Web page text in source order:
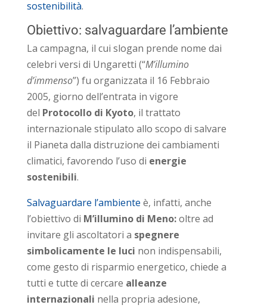
sostenibilità.
Obiettivo: salvaguardare l’ambiente
La campagna, il cui slogan prende nome dai
celebri versi di Ungaretti (“M’illumino
d’immenso”) fu organizzata il 16 Febbraio
2005, giorno dell’entrata in vigore
del Protocollo di Kyoto, il trattato
internazionale stipulato allo scopo di salvare
il Pianeta dalla distruzione dei cambiamenti
climatici, favorendo l’uso di energie
sostenibili.
Salvaguardare l’ambiente è, infatti, anche
l’obiettivo di M’illumino di Meno:oltre ad
invitare gli ascoltatori a spegnere
simbolicamente le luci non indispensabili,
come gesto di risparmio energetico, chiede a
tutti e tutte di cercare alleanze
internazionali nella propria adesione,